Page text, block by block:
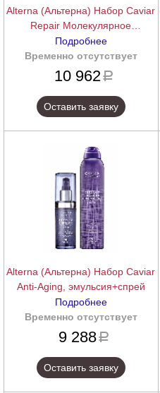
Alterna (Альтерна) Набор Caviar
Repair Молекулярное
восстановление структуры
волос, шампунь+кондиционер
подробнее
Подробнее
Временно отсутствует
10 962a
Оставить заявку
Alterna (Альтерна) Набор Caviar
Anti-Aging, эмульсия+спрей
подробнее
Подробнее
Временно отсутствует
9 288a
Оставить заявку